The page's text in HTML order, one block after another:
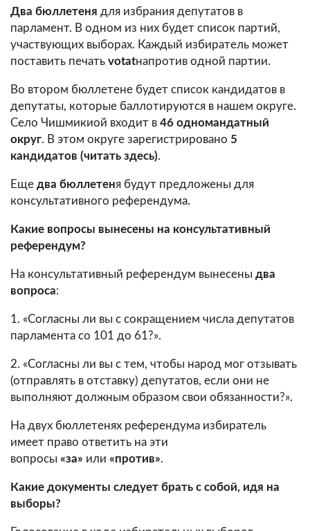
Два бюллетеня для избрания депутатов в
парламент. В одном из них будет список партий,
участвующих выборах. Каждый избиратель может
поставить печать votatнапротив одной партии.
Во втором бюллетене будет список кандидатов в
депутаты, которые баллотируются в нашем округе.
Село Чишмикиой входит в 46 одномандатный
округ. В этом округе зарегистрировано 5
кандидатов (читать здесь).
Еще два бюллетеня будут предложены для
консультативного референдума.
Какие вопросы вынесены на консультативный
референдум?
На консультативный референдум вынесены два
вопроса:
1. «Согласны ли вы с сокращением числа депутатов
парламента со 101 до 61?».
2. «Согласны ли вы с тем, чтобы народ мог отзывать
(отправлять в отставку) депутатов, если они не
выполняют должным образом свои обязанности?».
На двух бюллетенях референдума избиратель
имеет право ответить на эти
вопросы «за» или «против».
Какие документы следует брать с собой, идя на
выборы?